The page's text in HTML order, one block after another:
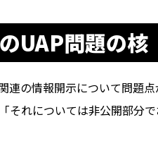
UAP問題の核
連の情報開示について問題
それについては非公開部分で